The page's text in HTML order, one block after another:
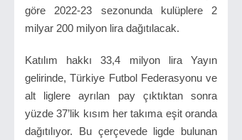
göre 2022-23 sezonunda kulüplere 2
milyar 200 milyon lira dağıtılacak.
Katılım hakkı 33,4 milyon lira Yayın
gelirinde, Türkiye Futbol Federasyonu ve
alt liglere ayrılan pay çıktıktan sonra
yüzde 37’lik kısım her takıma eşit oranda
dağıtılıyor. Bu çerçevede ligde bulunan